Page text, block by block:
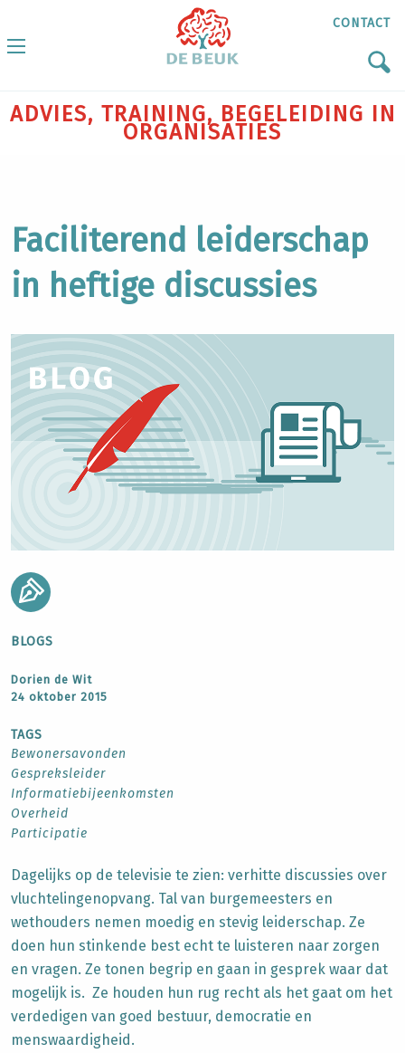
CONTACT
ADVIES, TRAINING, BEGELEIDING IN
ORGANISATIES
Faciliterend leiderschap
in heftige discussies
BLOGS
Dorien de Wit
24 oktober 2015
TAGS
Bewonersavonden
Gespreksleider
Informatiebijeenkomsten
Overheid
Participatie
Dagelijks op de televisie te zien: verhitte discussies over
vluchtelingenopvang. Tal van burgemeesters en
wethouders nemen moedig en stevig leiderschap. Ze
doen hun stinkende best echt te luisteren naar zorgen
en vragen. Ze tonen begrip en gaan in gesprek waar dat
mogelijk is. Ze houden hun rug recht als het gaat om het
verdedigen van goed bestuur, democratie en
menswaardigheid.